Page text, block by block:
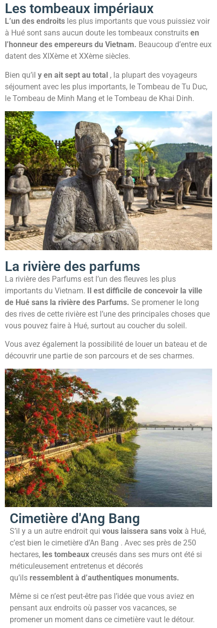
Les tombeaux impériaux
L’un des endroits les plus importants que vous puissiez voir
à Hué sont sans aucun doute les tombeaux construits en
l’honneur des empereurs du Vietnam. Beaucoup d’entre eux
datent des XIXème et XXème siècles.
Bien qu’il y en ait sept au total , la plupart des voyageurs
séjournent avec les plus importants, le Tombeau de Tu Duc,
le Tombeau de Minh Mang et le Tombeau de Khai Dinh.
La rivière des parfums
La rivière des Parfums est l’un des fleuves les plus
importants du Vietnam. Il est difficile de concevoir la ville
de Hué sans la rivière des Parfums. Se promener le long
des rives de cette rivière est l’une des principales choses que
vous pouvez faire à Hué, surtout au coucher du soleil.
Vous avez également la possibilité de louer un bateau et de
découvrir une partie de son parcours et de ses charmes.
Cimetière d'Ang Bang
S’il y a un autre endroit qui vous laissera sans voix à Hué,
c’est bien le cimetière d’An Bang . Avec ses près de 250
hectares, les tombeaux creusés dans ses murs ont été si
méticuleusement entretenus et décorés
qu’ils ressemblent à d’authentiques monuments.
Même si ce n’est peut-être pas l’idée que vous aviez en
pensant aux endroits où passer vos vacances, se
promener un moment dans ce cimetière vaut le détour.